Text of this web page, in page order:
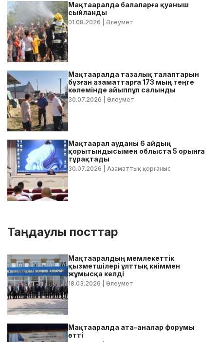
Мақтааралда балаларға қуаныш
сыйланды
01.08.2026 | Әлеумет
Мақтааралда тазалық талаптарын
бұзған азаматтарға 173 мың теңге
көлемінде айыппұл салынды
30.07.2026 | Әлеумет
Мақтаарал ауданы 6 айдың
қорытындысымен облыста 5 орынға
тұрақтады
30.07.2026 | Азаматтық қорғаныс
Таңдаулы посттар
Мақтааралдың мемлекеттік
қызметшілері ұлттық киіммен
жұмысқа келді
18.03.2026 | Әлеумет
Мақтааралда ата-аналар форумы
өтті